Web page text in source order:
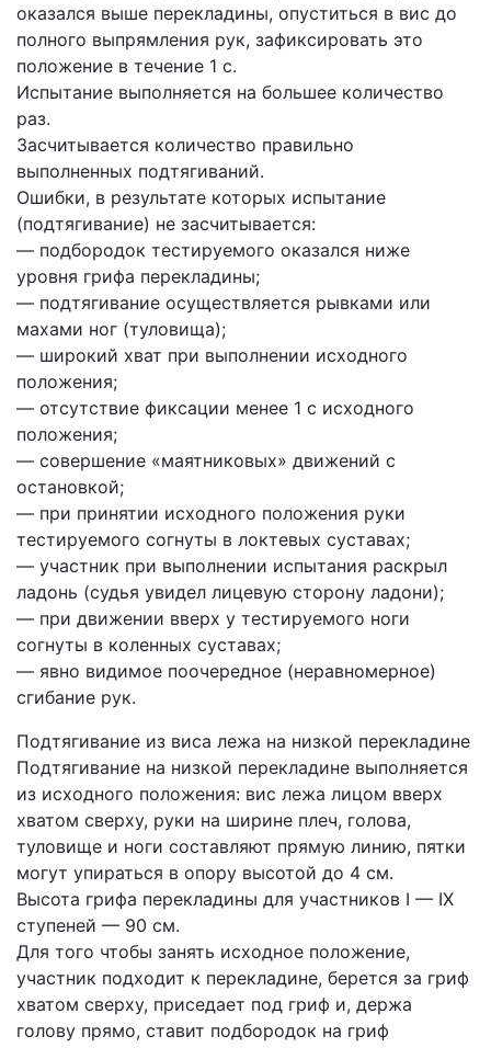
оказался выше перекладины, опуститься в вис до
полного выпрямления рук, зафиксировать это
положение в течение 1 с.
Испытание выполняется на большее количество
раз.
Засчитывается количество правильно
выполненных подтягиваний.
Ошибки, в результате которых испытание
(подтягивание) не засчитывается:
— подбородок тестируемого оказался ниже
уровня грифа перекладины;
— подтягивание осуществляется рывками или
махами ног (туловища);
— широкий хват при выполнении исходного
положения;
— отсутствие фиксации менее 1 с исходного
положения;
— совершение «маятниковых» движений с
остановкой;
— при принятии исходного положения руки
тестируемого согнуты в локтевых суставах;
— участник при выполнении испытания раскрыл
ладонь (судья увидел лицевую сторону ладони);
— при движении вверх у тестируемого ноги
согнуты в коленных суставах;
— явно видимое поочередное (неравномерное)
сгибание рук.
Подтягивание из виса лежа на низкой перекладине
Подтягивание на низкой перекладине выполняется
из исходного положения: вис лежа лицом вверх
хватом сверху, руки на ширине плеч, голова,
туловище и ноги составляют прямую линию, пятки
могут упираться в опору высотой до 4 см.
Высота грифа перекладины для участников I — IX
ступеней — 90 см.
Для того чтобы занять исходное положение,
участник подходит к перекладине, берется за гриф
хватом сверху, приседает под гриф и, держа
голову прямо, ставит подбородок на гриф